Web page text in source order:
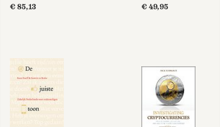
€ 85,13
€ 49,95